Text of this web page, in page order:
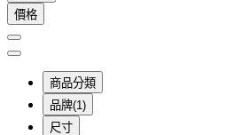
價格
商品分類
品牌(1)
尺寸